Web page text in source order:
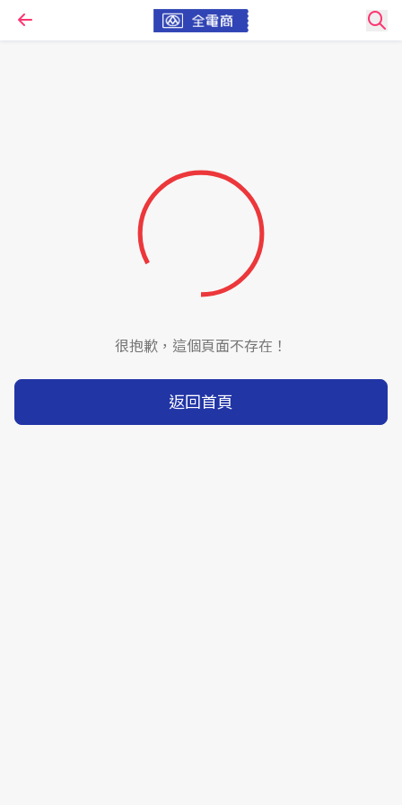
很抱歉，這個頁面不存在！
返回首頁